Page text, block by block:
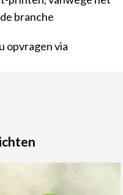
branche
opvragen via